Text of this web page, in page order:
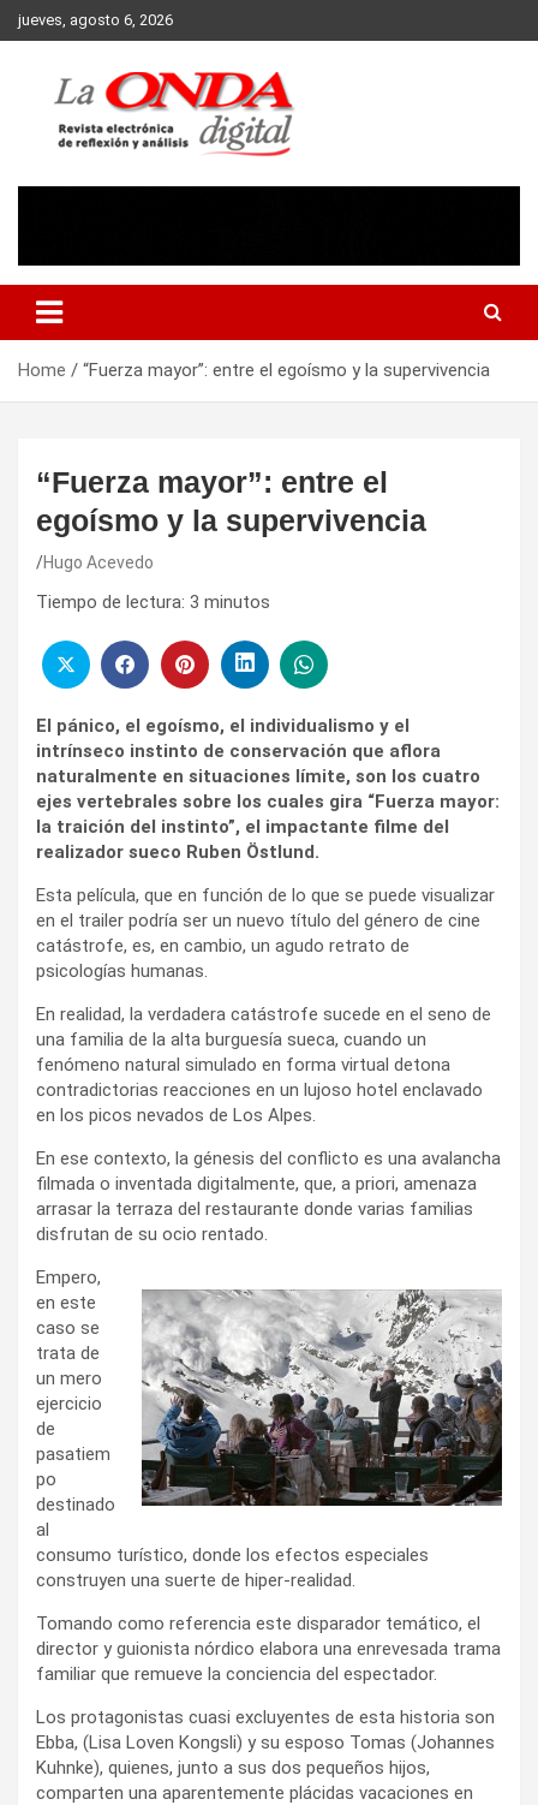
Skip
to
jueves, agosto 6, 2026
Home “Fuerza mayor”: entre el egoísmo y la supervivencia
“Fuerza mayor”: entre el
egoísmo y la supervivencia
Hugo Acevedo
Tiempo de lectura: 3 minutos
El pánico, el egoísmo, el individualismo y el
intrínseco instinto de conservación que aflora
naturalmente en situaciones límite, son los cuatro
ejes vertebrales sobre los cuales gira “Fuerza mayor:
la traición del instinto”, el impactante filme del
realizador sueco Ruben Östlund.
Esta película, que en función de lo que se puede visualizar
en el trailer podría ser un nuevo título del género de cine
catástrofe, es, en cambio, un agudo retrato de
psicologías humanas.
En realidad, la verdadera catástrofe sucede en el seno de
una familia de la alta burguesía sueca, cuando un
fenómeno natural simulado en forma virtual detona
contradictorias reacciones en un lujoso hotel enclavado
en los picos nevados de Los Alpes.
En ese contexto, la génesis del conflicto es una avalancha
filmada o inventada digitalmente, que, a priori, amenaza
arrasar la terraza del restaurante donde varias familias
disfrutan de su ocio rentado.
Empero,
en este
caso se
trata de
un mero
ejercicio
de
pasatiem
po
destinado
al
consumo turístico, donde los efectos especiales
construyen una suerte de hiper-realidad.
Tomando como referencia este disparador temático, el
director y guionista nórdico elabora una enrevesada trama
familiar que remueve la conciencia del espectador.
Los protagonistas cuasi excluyentes de esta historia son
Ebba, (Lisa Loven Kongsli) y su esposo Tomas (Johannes
Kuhnke), quienes, junto a sus dos pequeños hijos,
comparten una aparentemente plácidas vacaciones en